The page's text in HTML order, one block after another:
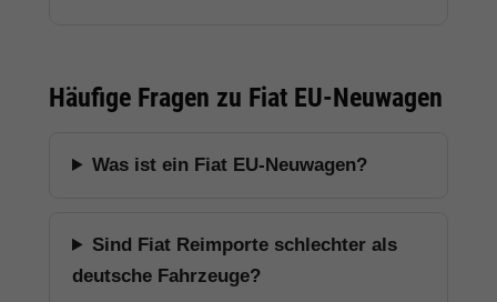
Häufige Fragen zu Fiat EU-Neuwagen
Was ist ein Fiat EU-Neuwagen?
Sind Fiat Reimporte schlechter als
deutsche Fahrzeuge?